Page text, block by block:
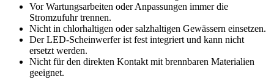
Vor Wartungsarbeiten oder Anpassungen immer die
Stromzufuhr trennen.
Nicht in chlorhaltigen oder salzhaltigen Gewässern einsetzen.
Der LED-Scheinwerfer ist fest integriert und kann nicht
ersetzt werden.
Nicht für den direkten Kontakt mit brennbaren Materialien
geeignet.